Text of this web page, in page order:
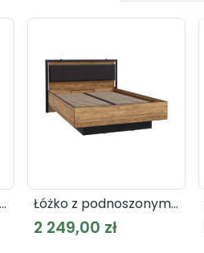
Łóżko z podnoszonym
wkładem HAYATO
HYTL1142B
2 249,00 zł